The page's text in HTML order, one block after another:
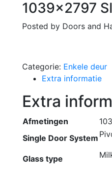
1039×2797
Posted by Doors and
Categorie: Enkele deur
Extra informatie
Extra
Afmetingen
Single Door System
Glass type